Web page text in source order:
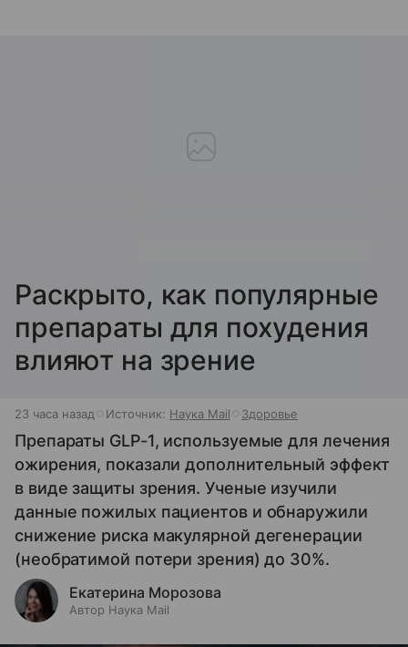
Раскрыто, как популярные
препараты для похудения
влияют на зрение
23 часа назад Источник: Наука Mail Здоровье
Препараты GLP-1, используемые для лечения
ожирения, показали дополнительный эффект
в виде защиты зрения. Ученые изучили
данные пожилых пациентов и обнаружили
снижение риска макулярной дегенерации
(необратимой потери зрения) до 30%.
Екатерина Морозова
Автор Наука Mail